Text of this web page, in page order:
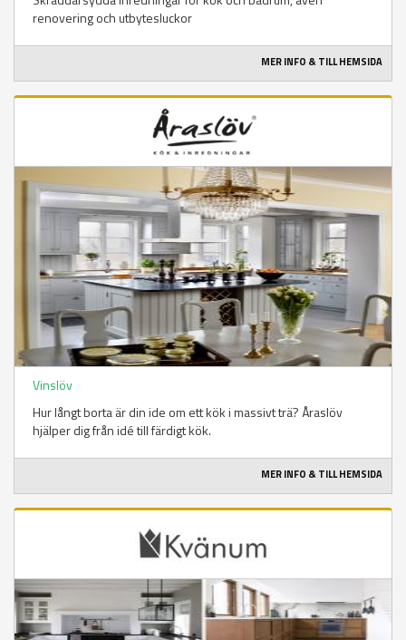
renovering och utbytesluckor
MER INFO & TILL HEMSIDA
Vinslöv
Hur långt borta är din ide om ett kök i massivt trä? Åraslöv
hjälper dig från idé till färdigt kök.
MER INFO & TILL HEMSIDA